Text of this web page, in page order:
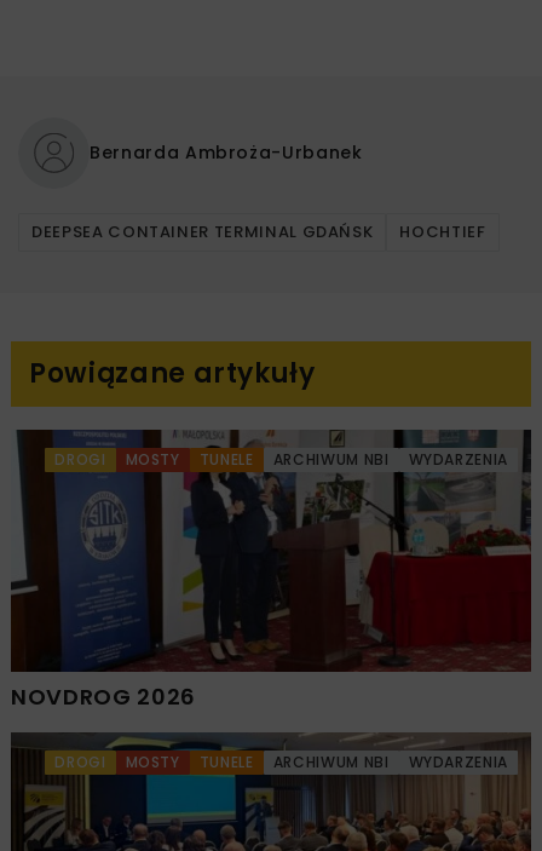
Bernarda Ambroża-Urbanek
DEEPSEA CONTAINER TERMINAL GDAŃSK HOCHTIEF
Powiązane artykuły
DROGI MOSTY TUNELE ARCHIWUM NBI WYDARZENIA
NOVDROG 2026
DROGI MOSTY TUNELE ARCHIWUM NBI WYDARZENIA